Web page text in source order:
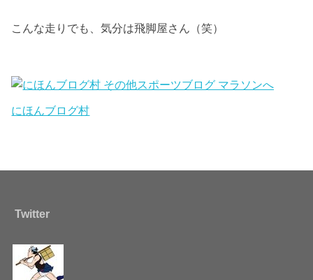
こんな走りでも、気分は飛脚屋さん（笑）
にほんブログ村
Twitter